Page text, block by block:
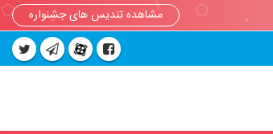
مشاهده تندیس های جشنواره